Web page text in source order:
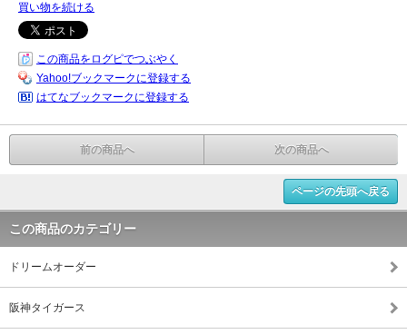
買い物を続ける
この商品をログピでつぶやく
Yahoo!ブックマークに登録する
はてなブックマークに登録する
前の商品へ 次の商品へ
ページの先頭へ戻る
この商品のカテゴリー
ドリームオーダー
阪神タイガース